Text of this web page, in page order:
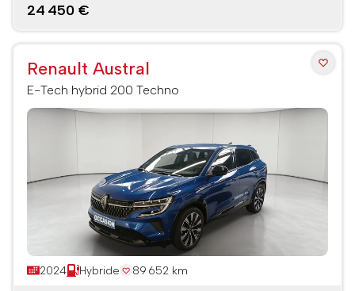
24 450 €
Renault Austral
E-Tech hybrid 200 Techno
2024 Hybride 89 652 km